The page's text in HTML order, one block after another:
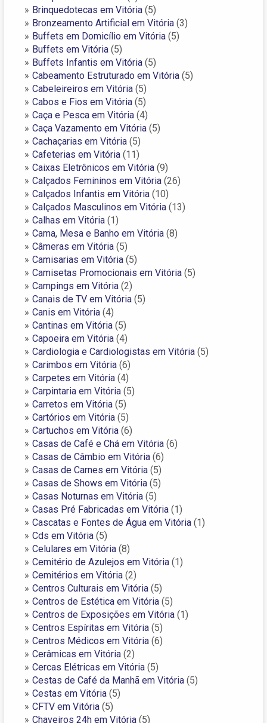
Brinquedotecas em Vitória (5)
Bronzeamento Artificial em Vitória (3)
Buffets em Domicílio em Vitória (5)
Buffets em Vitória (5)
Buffets Infantis em Vitória (5)
Cabeamento Estruturado em Vitória (5)
Cabeleireiros em Vitória (5)
Cabos e Fios em Vitória (5)
Caça e Pesca em Vitória (4)
Caça Vazamento em Vitória (5)
Cachaçarias em Vitória (5)
Cafeterias em Vitória (11)
Caixas Eletrônicos em Vitória (9)
Calçados Femininos em Vitória (26)
Calçados Infantis em Vitória (10)
Calçados Masculinos em Vitória (13)
Calhas em Vitória (1)
Cama, Mesa e Banho em Vitória (8)
Câmeras em Vitória (5)
Camisarias em Vitória (5)
Camisetas Promocionais em Vitória (5)
Campings em Vitória (2)
Canais de TV em Vitória (5)
Canis em Vitória (4)
Cantinas em Vitória (5)
Capoeira em Vitória (4)
Cardiologia e Cardiologistas em Vitória (5)
Carimbos em Vitória (6)
Carpetes em Vitória (4)
Carpintaria em Vitória (5)
Carretos em Vitória (5)
Cartórios em Vitória (5)
Cartuchos em Vitória (6)
Casas de Café e Chá em Vitória (6)
Casas de Câmbio em Vitória (6)
Casas de Carnes em Vitória (5)
Casas de Shows em Vitória (5)
Casas Noturnas em Vitória (5)
Casas Pré Fabricadas em Vitória (1)
Cascatas e Fontes de Água em Vitória (1)
Cds em Vitória (5)
Celulares em Vitória (8)
Cemitério de Azulejos em Vitória (1)
Cemitérios em Vitória (2)
Centros Culturais em Vitória (5)
Centros de Estética em Vitória (5)
Centros de Exposições em Vitória (1)
Centros Espíritas em Vitória (5)
Centros Médicos em Vitória (6)
Cerâmicas em Vitória (2)
Cercas Elétricas em Vitória (5)
Cestas de Café da Manhã em Vitória (5)
Cestas em Vitória (5)
CFTV em Vitória (5)
Chaveiros 24h em Vitória (5)